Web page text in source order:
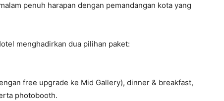
penuh harapan dengan pemandangan kota yang
menghadirkan dua pilihan paket:
free upgrade ke Mid Gallery), dinner & breakfast,
photobooth.